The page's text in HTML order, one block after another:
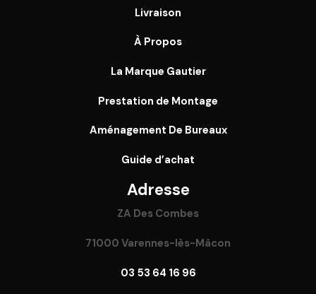
Livraison
À Propos
La Marque Gautier
Prestation de Montage
Aménagement De Bureaux
Guide d’achat
Adresse
ZA Des Combes
71000 Varennes-lès-Mâcon
03 53 64 16 96